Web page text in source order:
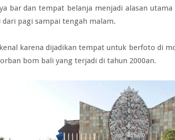
bar dan tempat belanja menjadi alasan
pagi sampai tengah malam.
karena dijadikan tempat untuk berfoto di
bom bali yang terjadi di tahun 2000an.